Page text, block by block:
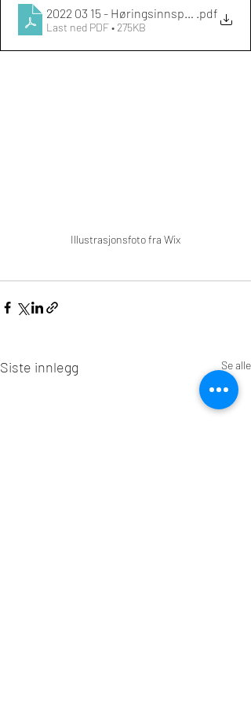
2022 03 15 - Høringsinnspill fra
.pdf
Last ned PDF • 275KB
Illustrasjonsfoto fra Wix
Siste innlegg Se alle